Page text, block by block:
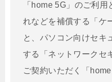
「home 5G」のご利
れなどを補償する「ケ
と、パソコン向けセキ
する「ネットワークセ
ご契約いただく「